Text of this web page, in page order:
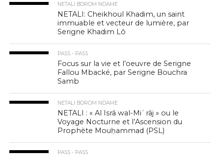
NETALI BOROM NDAME
NETALI: Cheikhoul Khadim, un saint
immuable et vecteur de lumière, par
Serigne Khadim Lô
PASS - PASS
Focus sur la vie et l’oeuvre de Serigne
Fallou Mbacké, par Serigne Bouchra
Samb
NETALI BOROM NDAME
NETALI : « Al Isrâ wal-Miʿrâj » ou le
Voyage Nocturne et l’Ascension du
Prophète Mouḥammad (PSL)
PASS - PASS